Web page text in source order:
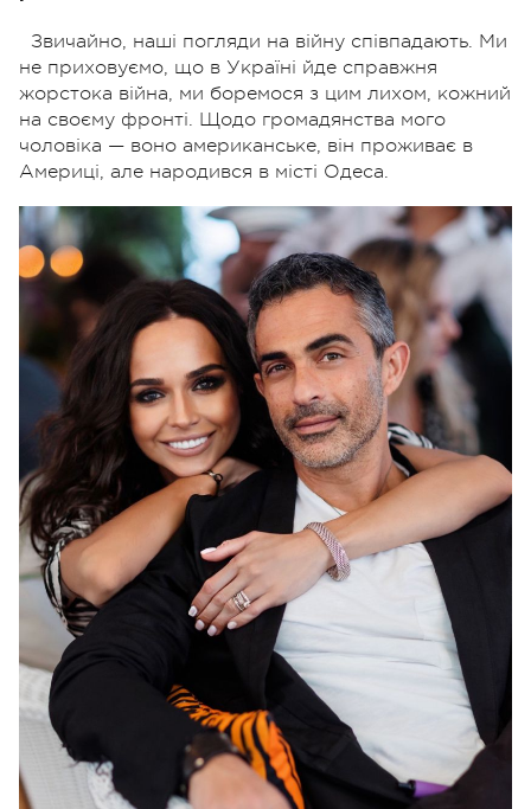
Звичайно, наші погляди на війну співпадають. Ми
не приховуємо, що в Україні йде справжня
жорстока війна, ми боремося з цим лихом, кожний
на своєму фронті. Щодо громадянства мого
чоловіка — воно американське, він проживає в
Америці, але народився в місті Одеса.